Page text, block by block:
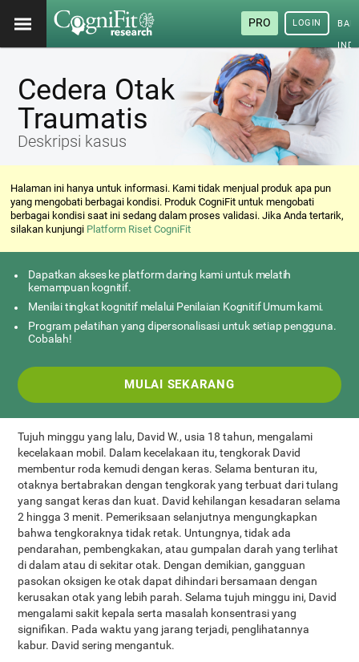
PRO LOGIN
Cedera Otak
Traumatis
Deskripsi kasus
Halaman ini hanya untuk informasi. Kami tidak menjual produk apa pun
yang mengobati berbagai kondisi. Produk CogniFit untuk mengobati
berbagai kondisi saat ini sedang dalam proses validasi. Jika Anda tertarik,
silakan kunjungi Platform Riset CogniFit
Dapatkan akses ke platform daring kami untuk melatih
kemampuan kognitif.
Menilai tingkat kognitif melalui Penilaian Kognitif Umum kami.
Program pelatihan yang dipersonalisasi untuk setiap pengguna.
Cobalah!
MULAI SEKARANG
Tujuh minggu yang lalu, David W., usia 18 tahun, mengalami
kecelakaan mobil. Dalam kecelakaan itu, tengkorak David
membentur roda kemudi dengan keras. Selama benturan itu,
otaknya bertabrakan dengan tengkorak yang terbuat dari tulang
yang sangat keras dan kuat. David kehilangan kesadaran selama
2 hingga 3 menit. Pemeriksaan selanjutnya mengungkapkan
bahwa tengkoraknya tidak retak. Untungnya, tidak ada
pendarahan, pembengkakan, atau gumpalan darah yang terlihat
di dalam atau di sekitar otak. Dengan demikian, gangguan
pasokan oksigen ke otak dapat dihindari bersamaan dengan
kerusakan otak yang lebih parah. Selama tujuh minggu ini, David
mengalami sakit kepala serta masalah konsentrasi yang
signifikan. Pada waktu yang jarang terjadi, penglihatannya
kabur. David sering mengantuk.